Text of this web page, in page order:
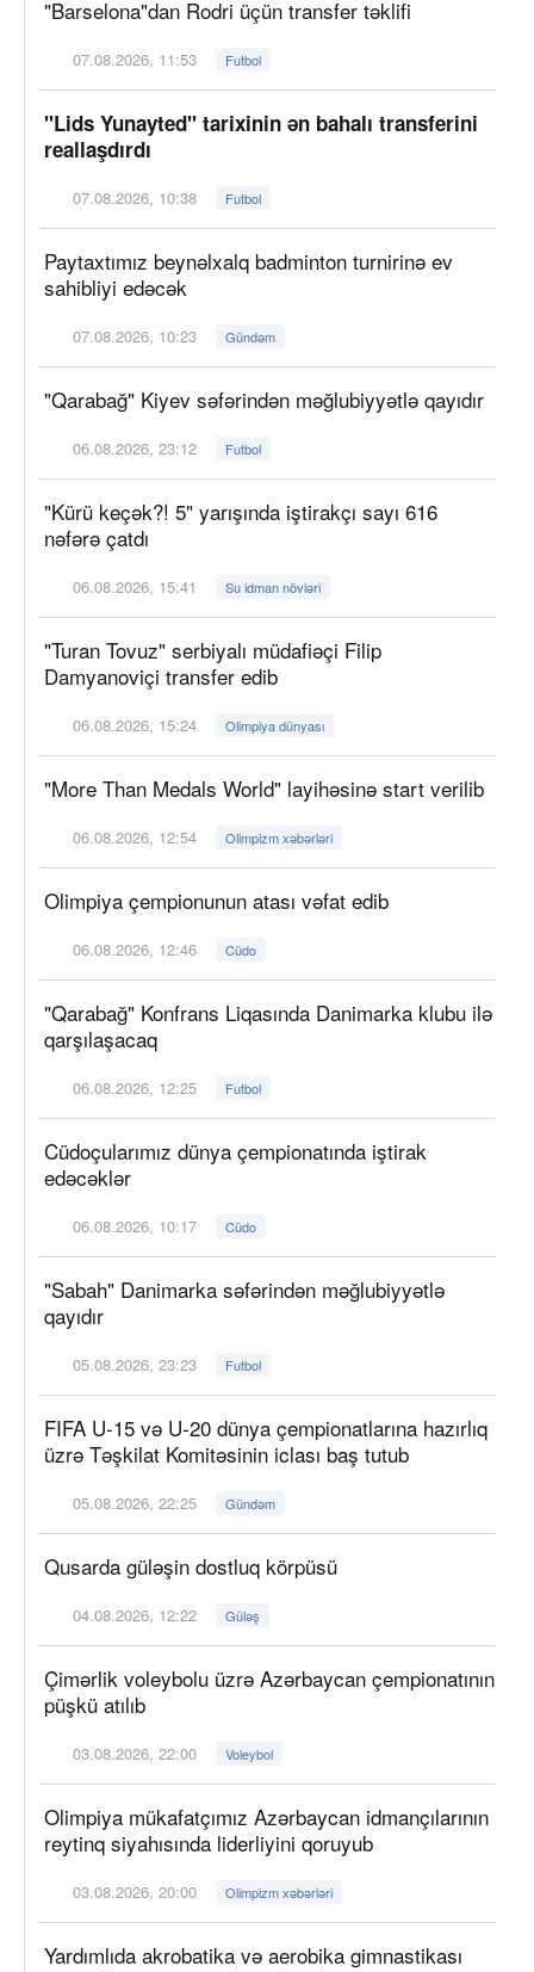
"Barselona"dan Rodri üçün transfer təklifi
07.08.2026, 11:53 Futbol
"Lids Yunayted" tarixinin ən bahalı transferini
reallaşdırdı
07.08.2026, 10:38 Futbol
Paytaxtımız beynəlxalq badminton turnirinə ev
sahibliyi edəcək
07.08.2026, 10:23 Gündəm
"Qarabağ" Kiyev səfərindən məğlubiyyətlə qayıdır
06.08.2026, 23:12 Futbol
"Kürü keçək?! 5" yarışında iştirakçı sayı 616
nəfərə çatdı
06.08.2026, 15:41 Su idman növləri
"Turan Tovuz" serbiyalı müdafiəçi Filip
Damyanoviçi transfer edib
06.08.2026, 15:24 Olimpiya dünyası
"More Than Medals World" layihəsinə start verilib
06.08.2026, 12:54 Olimpizm xəbərləri
Olimpiya çempionunun atası vəfat edib
06.08.2026, 12:46 Cüdo
"Qarabağ" Konfrans Liqasında Danimarka klubu ilə
qarşılaşacaq
06.08.2026, 12:25 Futbol
Cüdoçularımız dünya çempionatında iştirak
edəcəklər
06.08.2026, 10:17 Cüdo
"Sabah" Danimarka səfərindən məğlubiyyətlə
qayıdır
05.08.2026, 23:23 Futbol
FIFA U-15 və U-20 dünya çempionatlarına hazırlıq
üzrə Təşkilat Komitəsinin iclası baş tutub
05.08.2026, 22:25 Gündəm
Qusarda güləşin dostluq körpüsü
04.08.2026, 12:22 Güləş
Çimərlik voleybolu üzrə Azərbaycan çempionatının
püşkü atılıb
03.08.2026, 22:00 Voleybol
Olimpiya mükafatçımız Azərbaycan idmançılarının
reytinq siyahısında liderliyini qoruyub
03.08.2026, 20:00 Olimpizm xəbərləri
Yardımlıda akrobatika və aerobika gimnastikası